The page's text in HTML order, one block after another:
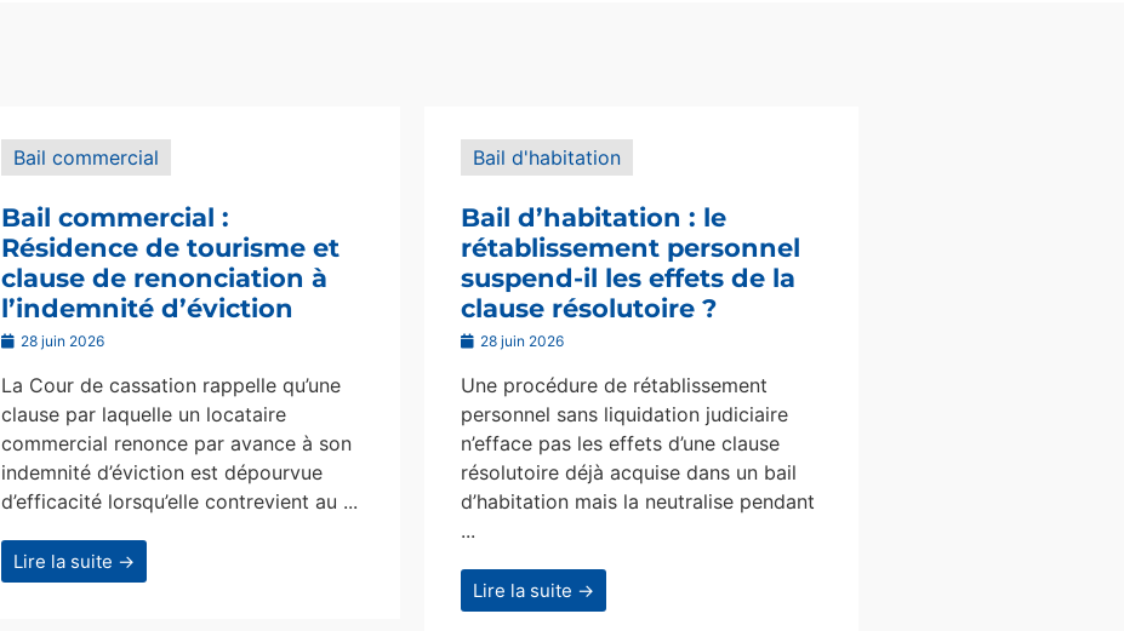
Bail commercial
Bail commercial :
Résidence de tourisme et
clause de renonciation à
l’indemnité d’éviction
28 juin 2026
La Cour de cassation rappelle qu’une
clause par laquelle un locataire
commercial renonce par avance à son
indemnité d’éviction est dépourvue
d’efficacité lorsqu’elle contrevient au ...
Lire la suite →
Bail d'habitation
Bail d’habitation : le
rétablissement personnel
suspend-il les effets de la
clause résolutoire ?
28 juin 2026
Une procédure de rétablissement
personnel sans liquidation judiciaire
n’efface pas les effets d’une clause
résolutoire déjà acquise dans un bail
d’habitation mais la neutralise pendant
...
Lire la suite →